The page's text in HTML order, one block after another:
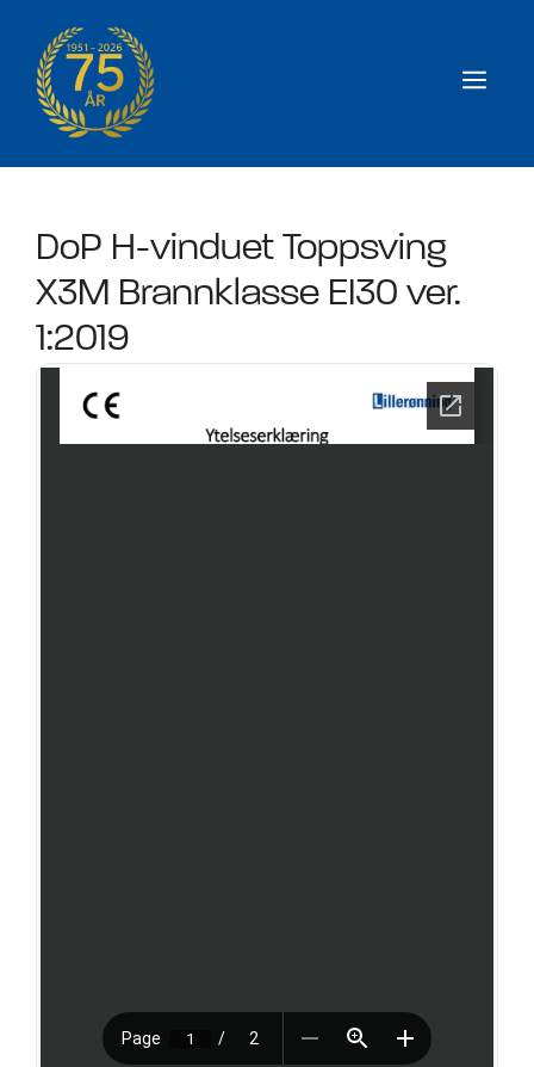
innhold
DoP H-vinduet Toppsving
X3M Brannklasse EI30 ver.
1:2019